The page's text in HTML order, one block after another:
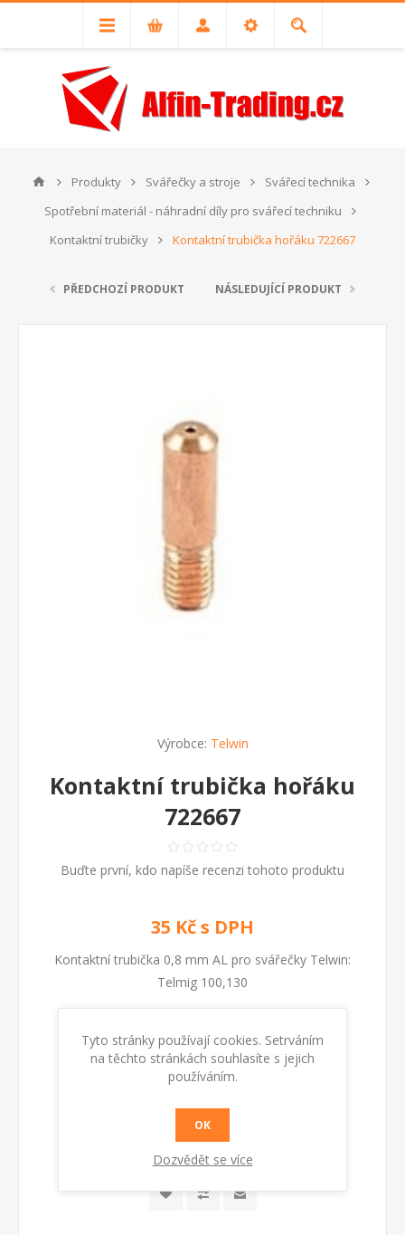
Produkty Svářečky a stroje
Svářecí technika
Spotřební materiál - náhradní díly pro svářecí techniku
Kontaktní trubičky
Kontaktní trubička hořáku 722667
PŘEDCHOZÍ PRODUKT NÁSLEDUJÍCÍ PRODUKT
Výrobce: Telwin
Kontaktní trubička hořáku
722667
Buďte první, kdo napíše recenzi tohoto produktu
35 Kč s DPH
Kontaktní trubička 0,8 mm AL pro svářečky Telwin:
Telmig 100,130
Kód: 722667
Dostupnost:
Tyto stránky používají cookies. Setrváním
na těchto stránkách souhlasíte s jejich
používáním.
OK
Dozvědět se více